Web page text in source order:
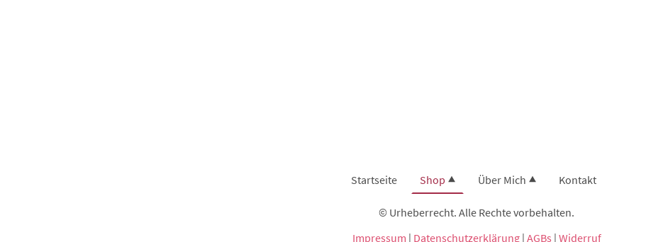
Startseite Shop Über Mich Kontakt
© Urheberrecht. Alle Rechte vorbehalten.
Impressum | Datenschutzerklärung| AGBs | Widerruf